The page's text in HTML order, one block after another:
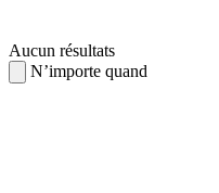
Aucun résultats
N’importe quand